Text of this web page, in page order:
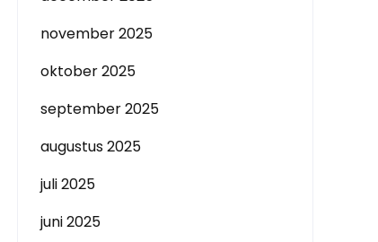
november 2025
oktober 2025
september 2025
augustus 2025
juli 2025
juni 2025